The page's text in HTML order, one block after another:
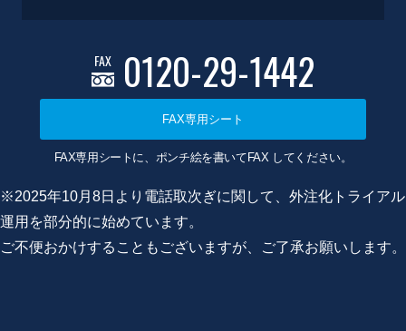
FAX 0120-29-1442
FAX専用シート
FAX専用シートに、ポンチ絵を書いてFAX してください。
※2025年10月8日より電話取次ぎに関して、外注化トライアル
運用を部分的に始めています。
ご不便おかけすることもございますが、ご了承お願いします。